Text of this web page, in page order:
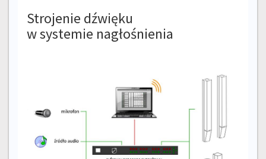
Strojenie dźwięku
w systemie nagłośnienia